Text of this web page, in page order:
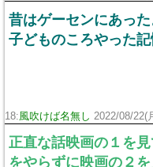
昔はゲーセンにあった
子どものころやった
18:風吹けば名無し 2022/08/22(
正直な話映画の１を
をやらずに映画の２